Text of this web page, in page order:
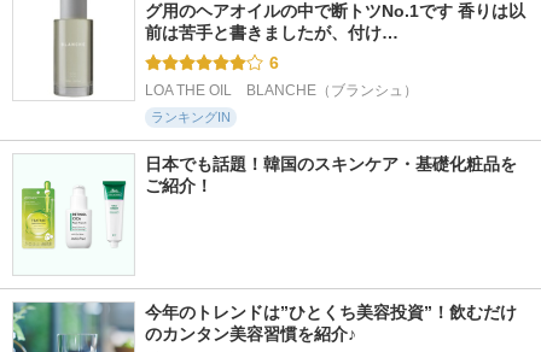
グ用のヘアオイルの中で断トツNo.1です 香りは以
前は苦手と書きましたが、付け…
6
LOA THE OIL　BLANCHE（ブランシュ）
ランキングIN
日本でも話題！韓国のスキンケア・基礎化粧品を
ご紹介！
今年のトレンドは”ひとくち美容投資”！飲むだけ
のカンタン美容習慣を紹介♪